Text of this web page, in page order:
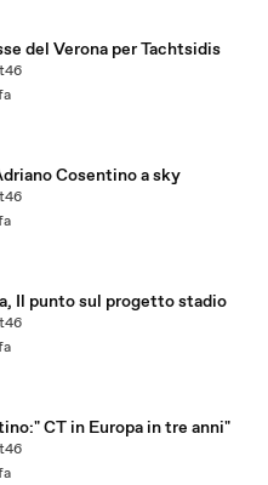
del Verona per Tachtsidis
Cosentino a sky
Il punto sul progetto stadio
CT in Europa in tre anni"